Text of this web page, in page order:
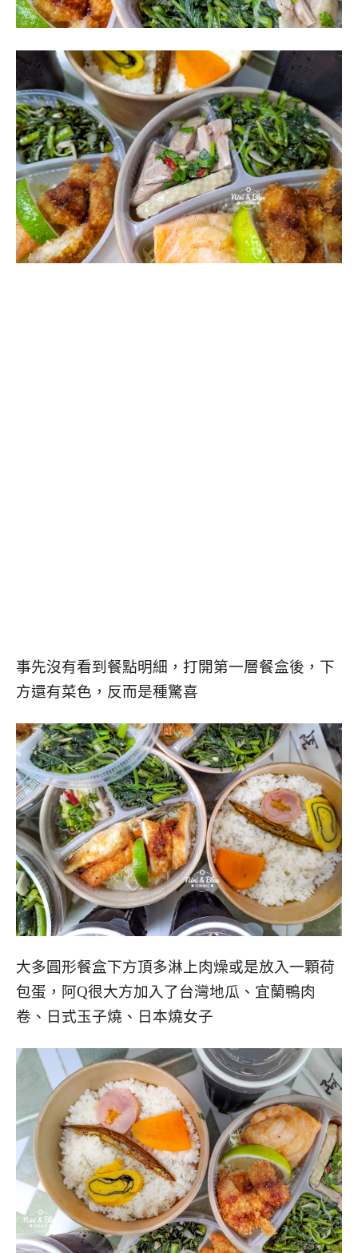
事先沒有看到餐點明細，打開第一層餐盒後，下
方還有菜色，反而是種驚喜
大多圓形餐盒下方頂多淋上肉燥或是放入一顆荷
包蛋，阿Q很大方加入了台灣地瓜、宜蘭鴨肉
卷、日式玉子燒、日本燒女子